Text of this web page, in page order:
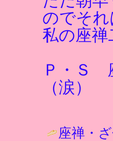
のでそ
私の座
Ｐ・Ｓ
（涙）
座禅・